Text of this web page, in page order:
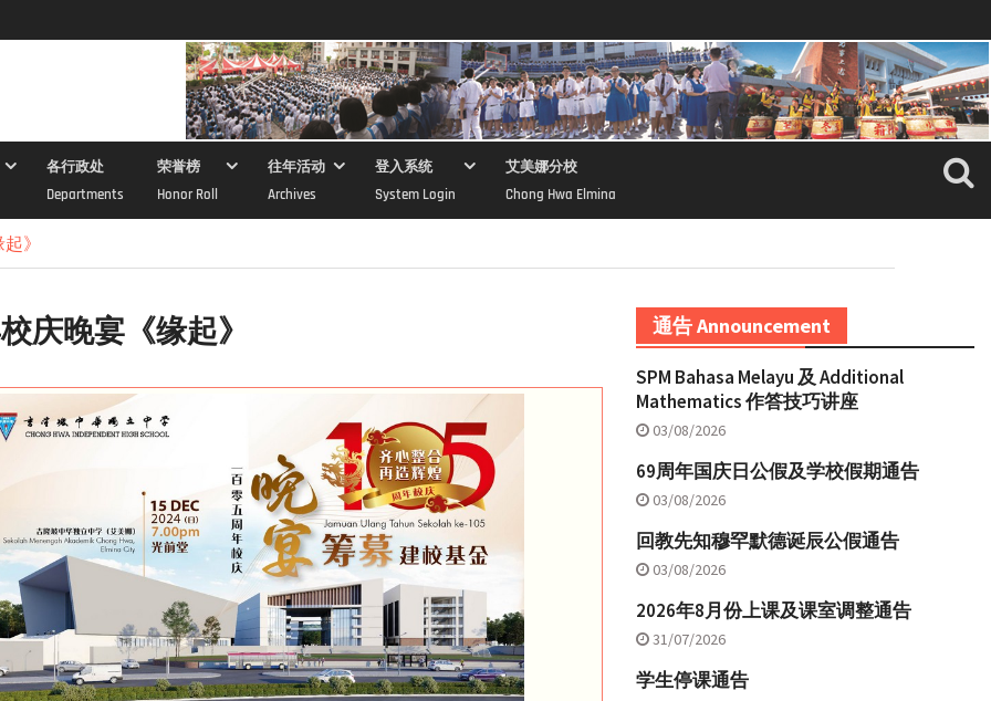
各行政处
Departments
荣誉榜
Honor Roll
往年活动
Archives
登入系统
System Login
艾美娜分校
Chong Hwa Elmina
》
庆晚宴《缘起》 通告 Announcement
SPM Bahasa Melayu 及 Additional
Mathematics 作答技巧讲座
03/08/2026
69周年国庆日公假及学校假期通告
03/08/2026
回教先知穆罕默德诞辰公假通告
03/08/2026
2026年8月份上课及课室调整通告
31/07/2026
学生停课通告